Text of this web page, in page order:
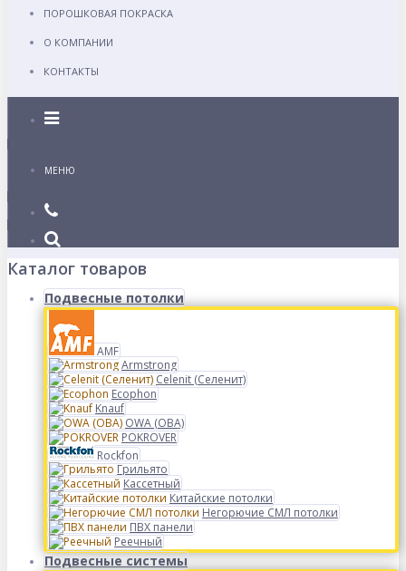
ПОРОШКОВАЯ ПОКРАСКА
О КОМПАНИИ
КОНТАКТЫ
Каталог
МЕНЮ
Каталог товаров
Подвесные потолки
AMF
Armstrong
Celenit (Селенит)
Ecophon
Knauf
OWA (ОВА)
POKROVER
Rockfon
Грильято
Кассетный
Китайские потолки
Негорючие СМЛ потолки
ПВХ панели
Реечный
Подвесные системы